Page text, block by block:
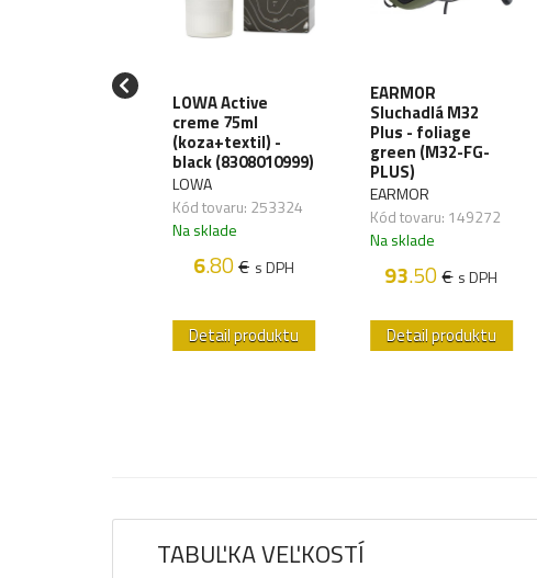
LOWA Active
creme 75ml
(koza+textil) -
black (8308010999)
LOWA
Kód tovaru: 253324
Na sklade
6.80€ s DPH
Detail produktu
EARMOR
Sluchadlá M32
Plus - foliage
green (M32-FG-
PLUS)
EARMOR
Kód tovaru: 149272
Na sklade
93.50€ s DPH
Detail produktu
TABUĽKA VEĽKOSTÍ